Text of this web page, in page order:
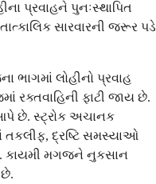
પ્રવાહને પુનઃસ્થાપિત
સારવારની જરૂર પડે
ભાગમાં લોહીનો પ્રવાહ
રક્તવાહિની ફાટી જાય છે.
છે. સ્ટ્રોક અચાનક
તકલીફ, દ્રષ્ટિ સમસ્યાઓ
કાયમી મગજને નુકસાન
છે.